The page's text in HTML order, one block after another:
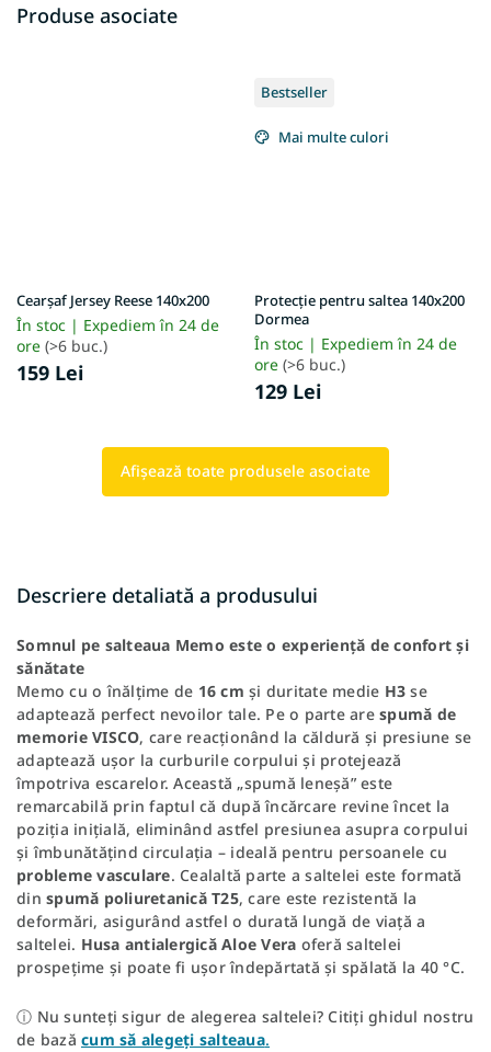
Produse asociate
Cearșaf Jersey Reese 140x200
În stoc | Expediem în 24 de
ore (>6 buc.)
159 Lei
Bestseller
Mai multe culori
Protecție pentru saltea 140x200
Dormea
În stoc | Expediem în 24 de
ore (>6 buc.)
129 Lei
Afişează toate produsele asociate
Descriere detaliată a produsului
Somnul pe salteaua Memo este o experiență de confort și
sănătate
Memo cu o înălțime de 16 cm și duritate medie H3 se
adaptează perfect nevoilor tale. Pe o parte are spumă de
memorie VISCO, care reacționând la căldură și presiune se
adaptează ușor la curburile corpului și protejează
împotriva escarelor. Această „spumă leneșă” este
remarcabilă prin faptul că după încărcare revine încet la
poziția inițială, eliminând astfel presiunea asupra corpului
și îmbunătățind circulația – ideală pentru persoanele cu
probleme vasculare. Cealaltă parte a saltelei este formată
din spumă poliuretanică T25, care este rezistentă la
deformări, asigurând astfel o durată lungă de viață a
saltelei. Husa antialergică Aloe Vera oferă saltelei
prospețime și poate fi ușor îndepărtată și spălată la 40 °C.
ⓘ Nu sunteți sigur de alegerea saltelei? Citiți ghidul nostru
de bază cum să alegeți salteaua.